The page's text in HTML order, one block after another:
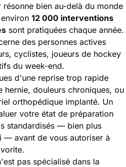
bien au-delà du monde
12 000 interventions
sont pratiquées chaque année.
des personnes actives
cyclistes, joueurs de hockey
du week-end.
d'une reprise trop rapide
hernie, douleurs chroniques, ou
orthopédique implanté. Un
votre état de préparation
standardisés — bien plus
— avant de vous autoriser à
pas spécialisé dans la